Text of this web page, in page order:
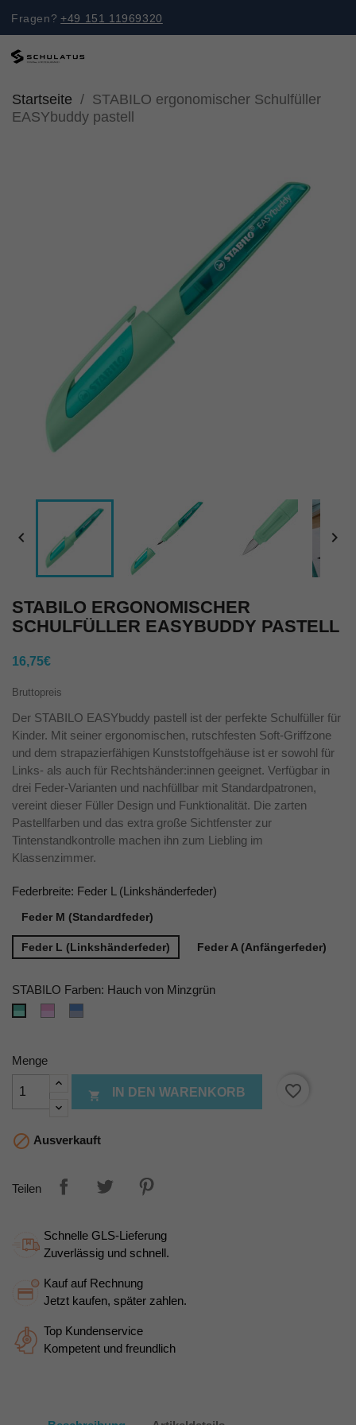
Fragen? +49 151 11969320
Startseite
STABILO ergonomischer Schulfüller
EASYbuddy pastell
 
STABILO ERGONOMISCHER
SCHULFÜLLER EASYBUDDY PASTELL
16,75€
Bruttopreis
Der STABILO EASYbuddy pastell ist der perfekte Schulfüller für
Kinder. Mit seiner ergonomischen, rutschfesten Soft-Griffzone
und dem strapazierfähigen Kunststoffgehäuse ist er sowohl für
Links- als auch für Rechtshänder:innen geeignet. Verfügbar in
drei Feder-Varianten und nachfüllbar mit Standardpatronen,
vereint dieser Füller Design und Funktionalität. Die zarten
Pastellfarben und das extra große Sichtfenster zur
Tintenstandkontrolle machen ihn zum Liebling im
Klassenzimmer.
Federbreite: Feder L (Linkshänderfeder)
Feder M (Standardfeder)
Feder L (Linkshänderfeder) Feder A (Anfängerfeder)
STABILO Farben: Hauch von Minzgrün
Hauch
rosigeswolkenblau
Menge
 IN DEN WARENKORB favorite_border
 Ausverkauft
Teilen
Schnelle GLS-Lieferung
Zuverlässig und schnell.
Kauf auf Rechnung
Jetzt kaufen, später zahlen.
Top Kundenservice
Kompetent und freundlich